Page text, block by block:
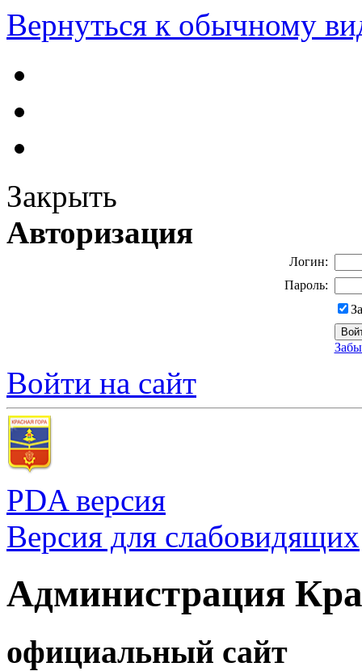
Вернуться к обычному
Закрыть
Авторизация
Логин:
Пароль:
Войти на сайт
PDA версия
Версия для слабовидящих
Администрация
официальный сайт